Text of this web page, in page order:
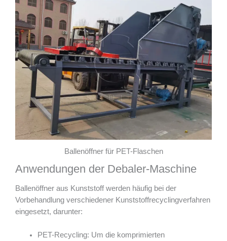
Ballenöffner für PET-Flaschen
Anwendungen der Debaler-Maschine
Ballenöffner aus Kunststoff werden häufig bei der
Vorbehandlung verschiedener Kunststoffrecyclingverfahren
eingesetzt, darunter:
PET-Recycling: Um die komprimierten